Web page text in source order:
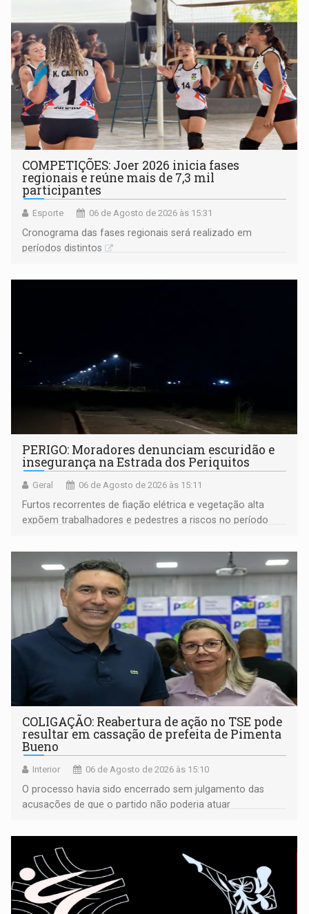
COMPETIÇÕES: Joer 2026 inicia fases
regionais e reúne mais de 7,3 mil
participantes
Esporte 06 de Agosto de 2026 às 15:31
Cronograma das fases regionais será realizado em
períodos distintos
PERIGO: Moradores denunciam escuridão e
insegurança na Estrada dos Periquitos
Geral 06 de Agosto de 2026 às 15:11
Furtos recorrentes de fiação elétrica e vegetação alta
expõem trabalhadores e pedestres a riscos no período
COLIGAÇÃO: Reabertura de ação no TSE pode
resultar em cassação de prefeita de Pimenta
Bueno
Interior 06 de Agosto de 2026 às 15:10
O processo havia sido encerrado sem julgamento das
acusações de que o partido não poderia atuar